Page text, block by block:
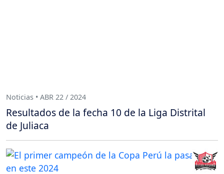
Noticias • ABR 22 / 2024
Resultados de la fecha 10 de la Liga Distrital
de Juliaca